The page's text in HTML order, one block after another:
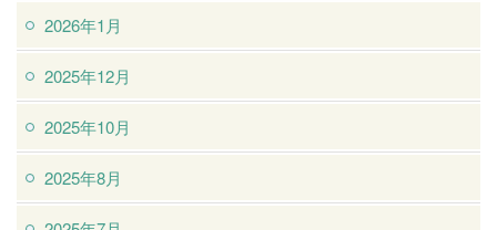
2026年1月
2025年12月
2025年10月
2025年8月